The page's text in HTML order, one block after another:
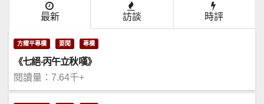
最新 訪談 時評
方耀平專欄 要聞 專欄
《七絕·丙午立秋嘆》
閱讀量：7.64千+